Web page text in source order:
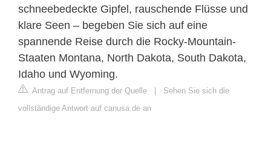
schneebedeckte Gipfel, rauschende Flüsse und
klare Seen – begeben Sie sich auf eine
spannende Reise durch die Rocky-Mountain-
Staaten Montana, North Dakota, South Dakota,
Idaho und Wyoming.
Antrag auf Entfernung der Quelle
Sehen Sie sich die
vollständige Antwort auf canusa.de an